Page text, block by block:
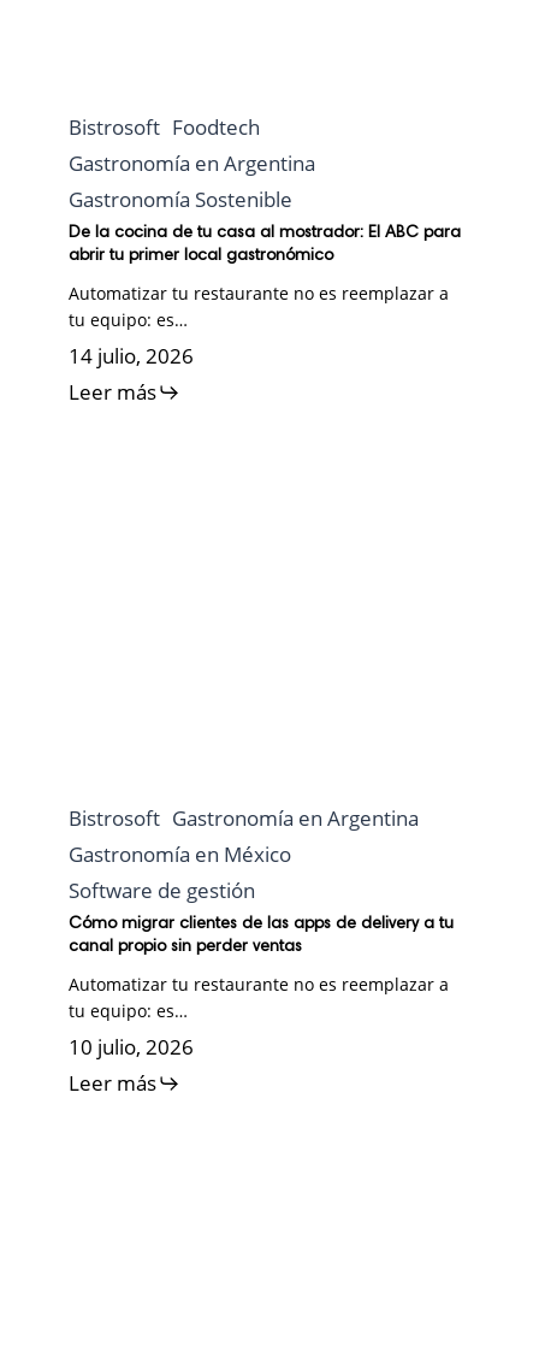
Bistrosoft Foodtech
Gastronomía en Argentina
Gastronomía Sostenible
De la cocina de tu casa al mostrador: El ABC para
abrir tu primer local gastronómico
Automatizar tu restaurante no es reemplazar a
tu equipo: es…
14 julio, 2026
Leer más
Bistrosoft Gastronomía en Argentina
Gastronomía en México
Software de gestión
Cómo migrar clientes de las apps de delivery a tu
canal propio sin perder ventas
Automatizar tu restaurante no es reemplazar a
tu equipo: es…
10 julio, 2026
Leer más